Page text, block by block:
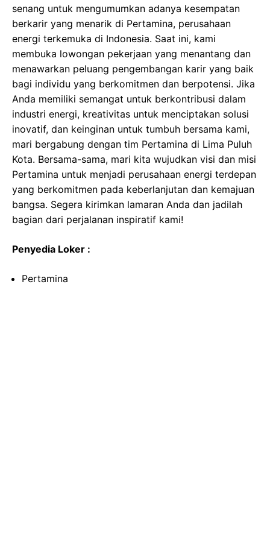
senang untuk mengumumkan adanya kesempatan
berkarir yang menarik di Pertamina, perusahaan
energi terkemuka di Indonesia. Saat ini, kami
membuka lowongan pekerjaan yang menantang dan
menawarkan peluang pengembangan karir yang baik
bagi individu yang berkomitmen dan berpotensi. Jika
Anda memiliki semangat untuk berkontribusi dalam
industri energi, kreativitas untuk menciptakan solusi
inovatif, dan keinginan untuk tumbuh bersama kami,
mari bergabung dengan tim Pertamina di Lima Puluh
Kota. Bersama-sama, mari kita wujudkan visi dan misi
Pertamina untuk menjadi perusahaan energi terdepan
yang berkomitmen pada keberlanjutan dan kemajuan
bangsa. Segera kirimkan lamaran Anda dan jadilah
bagian dari perjalanan inspiratif kami!
Penyedia Loker :
Pertamina